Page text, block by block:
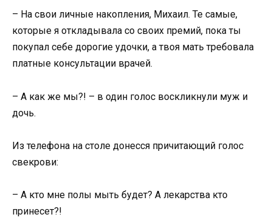
– На свои личные накопления, Михаил. Те самые,
которые я откладывала со своих премий, пока ты
покупал себе дорогие удочки, а твоя мать требовала
платные консультации врачей.
– А как же мы?! – в один голос воскликнули муж и
дочь.
Из телефона на столе донесся причитающий голос
свекрови:
– А кто мне полы мыть будет? А лекарства кто
принесет?!